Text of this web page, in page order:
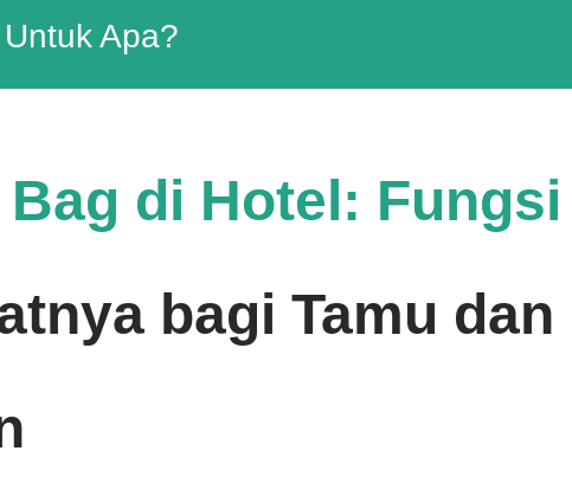
Apa?
di Hotel: Fungsi
bagi Tamu dan